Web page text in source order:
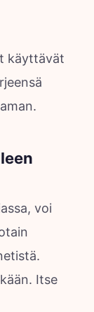
käyttävät
voi
Itse